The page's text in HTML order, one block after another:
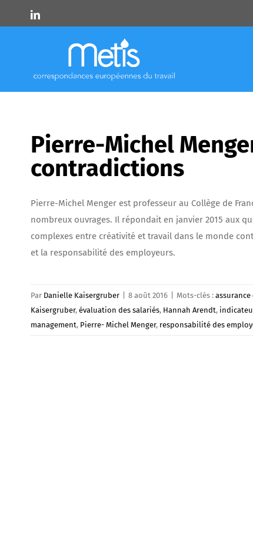
to
LinkedIn
Pierre-Michel
contradictions
Pierre-Michel Menger est professeur au Collège de
nombreux ouvrages. Il répondait en janvier 2015 aux
complexes entre créativité et travail dans le monde
et la responsabilité des employeurs.
Par Danielle Kaisergruber 8 août 2016 Mots-clés : assurance
Kaisergruber, évaluation des salariés, Hannah Arendt,
management, Pierre- Michel Menger, responsabilité des